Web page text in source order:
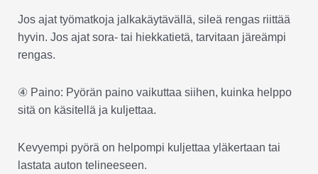
Jos ajat työmatkoja jalkakäytävällä, sileä rengas riittää
hyvin. Jos ajat sora- tai hiekkatietä, tarvitaan järeämpi
rengas.
④ Paino: Pyörän paino vaikuttaa siihen, kuinka helppo
sitä on käsitellä ja kuljettaa.
Kevyempi pyörä on helpompi kuljettaa yläkertaan tai
lastata auton telineeseen.